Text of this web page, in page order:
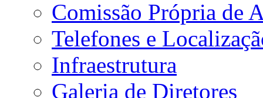
Comissão Própria de
Telefones e
Infraestrutura
Galeria de Diretores